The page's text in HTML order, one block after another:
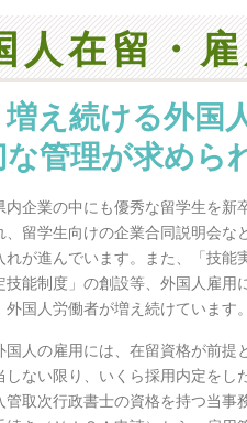
人在留・
え続ける外国
管理が求めら
内企業の中にも優秀な留学生を新
、留学生向けの企業合同説明会な
れが進んでいます。また、「技能
技能制度」の創設等、外国人雇用
国人労働者が増え続けています。
国人の雇用には、在留資格が前提
しない限り、いくら採用内定をし
管取次行政書士の資格を持つ当事